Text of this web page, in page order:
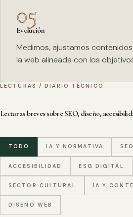
05
Evolución
Medimos, ajustamos
la web alineada con los
LECTURAS / DIARIO TÉCNICO
Lecturas breves sobre SEO, diseño,
TODO IA Y NORMATIVA
ACCESIBILIDAD ESG DIGITAL
SECTOR CULTURAL IA Y
DISEÑO WEB